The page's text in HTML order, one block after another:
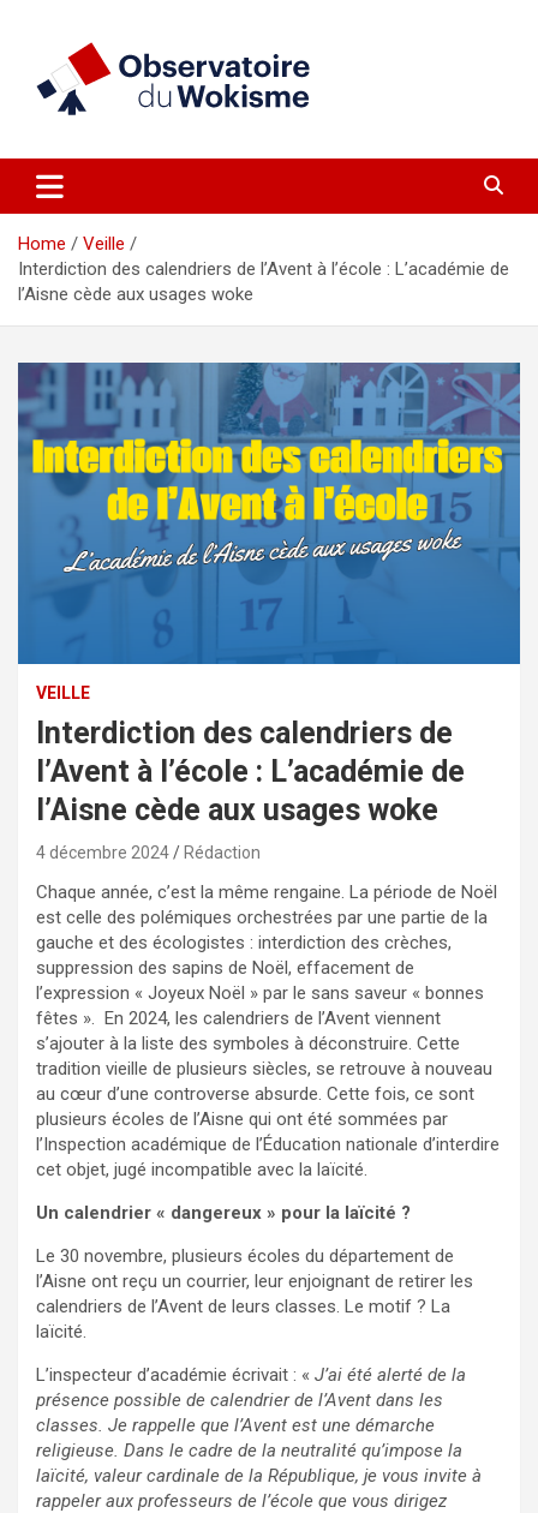
Observatoire du Wokisme
Home
Veille
Interdiction des calendriers de l’Avent à l’école : L’académie de
l’Aisne cède aux usages woke
VEILLE
Interdiction des calendriers de
l’Avent à l’école : L’académie de
l’Aisne cède aux usages woke
4 décembre 2024 Rédaction
Chaque année, c’est la même rengaine. La période de Noël
est celle des polémiques orchestrées par une partie de la
gauche et des écologistes : interdiction des crèches,
suppression des sapins de Noël, effacement de
l’expression « Joyeux Noël » par le sans saveur « bonnes
fêtes ». En 2024, les calendriers de l’Avent viennent
s’ajouter à la liste des symboles à déconstruire. Cette
tradition vieille de plusieurs siècles, se retrouve à nouveau
au cœur d’une controverse absurde. Cette fois, ce sont
plusieurs écoles de l’Aisne qui ont été sommées par
l’Inspection académique de l’Éducation nationale d’interdire
cet objet, jugé incompatible avec la laïcité.
Un calendrier « dangereux » pour la laïcité ?
Le 30 novembre, plusieurs écoles du département de
l’Aisne ont reçu un courrier, leur enjoignant de retirer les
calendriers de l’Avent de leurs classes. Le motif ? La
laïcité.
L’inspecteur d’académie écrivait : « J’ai été alerté de la
présence possible de calendrier de l’Avent dans les
classes. Je rappelle que l’Avent est une démarche
religieuse. Dans le cadre de la neutralité qu’impose la
laïcité, valeur cardinale de la République, je vous invite à
rappeler aux professeurs de l’école que vous dirigez